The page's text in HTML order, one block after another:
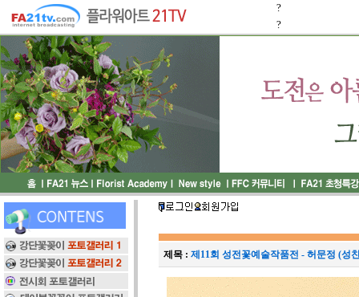
?
?
제목 : 제11회 성전꽃예술작품전 - 허문정 (성